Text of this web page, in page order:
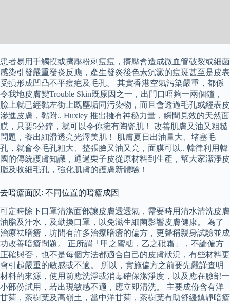
患者易用手觸摸或擠壓粉刺痘痘，擠壓會造成微血管破裂或細菌
感染引發嚴重發炎反應，產生發炎後色素沉澱的痘斑甚至是皮表
受損形成凹凸不平痘疤及毛孔。 其實香港空氣污染嚴重，都係
令我地皮膚變Trouble Skin既原因之一，出門口唔夠一兩個鐘，
臉上就已經黏左街上既塵垢同污染物，而且會透過毛孔或經表皮
滲進皮膚，黏附.. Huxley 推出擁有神秘力量，瞬間見效的天然面
膜，只要5分鐘，就可以令你擁有陶瓷肌！ 改善肌膚又油又粗糙
問題，養出細滑透亮光澤美肌！ 肌膚夏日出油量大、堵塞毛
孔，就會令毛孔粗大、整張臉又油又亮，面膜可以.. 韓律利用韓
國的傳統護膚知識，通過栗子皮從原材料到生產，幫大家潔淨皮
脂及收細毛孔，強化肌膚的護膚新體驗！
去暗瘡面膜: 不同位置的暗瘡成因
可定時除下口罩清潔面部讓皮膚透透氣，需要時用清水清洗皮膚
油脂及汗水，及勤換口罩，以免滋生細菌影響皮膚健康。 為了
治療祛暗瘡，坊間有許多治療暗瘡的偏方，更聲稱親身試驗並成
功改善暗瘡問題。 正所謂「甲之蜜糖，乙之砒霜」，不論偏方
正確與否，也不是每個方法都適合自己的皮膚狀況，有些材料更
會引起嚴重的敏感或不適。 所以，實施偏方之前要先嚴謹查明
材料的來源，使用前應洗淨或消毒確保潔淨度，以及應在臉部一
小部份試用，若出現敏感不適，應立即清洗。 主要成份含有洋
甘菊，茶樹葉及高嶺土，當中洋甘菊，茶樹葉有助舒緩鎮靜暗瘡